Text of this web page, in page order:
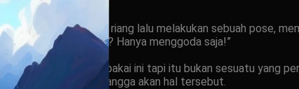
Dayu hanya tertawa riang lalu melakukan sebuah pose,
berkata, “Lihat kan? Hanya menggoda saja!”
renang yang dia pakai ini tapi itu bukan sesuatu yang
aku bisa merasa bangga akan hal tersebut.